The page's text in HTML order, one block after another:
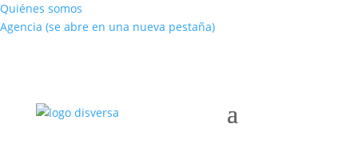
Quiénes somos
Agencia (se abre en una nueva pestaña)